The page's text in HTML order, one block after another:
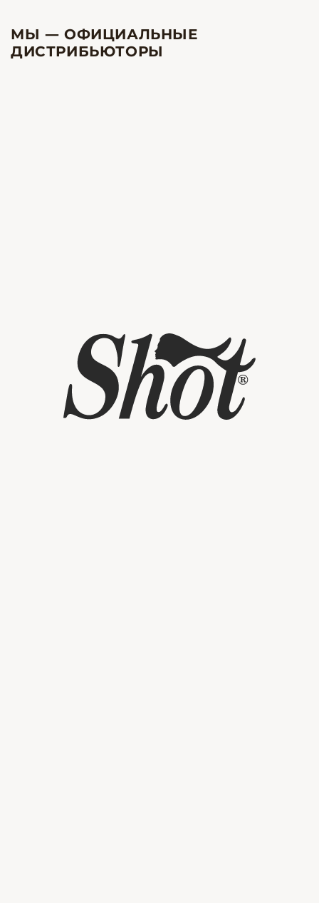
МЫ — ОФИЦИАЛЬНЫЕ
ДИСТРИБЬЮТОРЫ